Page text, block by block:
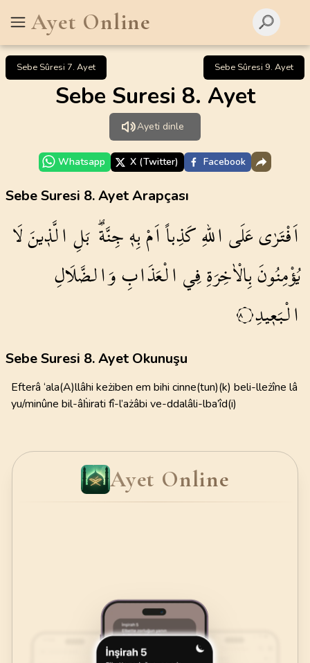
Ayet Online
Sebe Sûresi 7. Ayet Sebe Sûresi 9. Ayet
Sebe Suresi 8. Ayet
Ayeti dinle
Whatsapp X (Twitter) Facebook
Sebe Suresi 8. Ayet Arapçası
اَفْتَرٰىعَلَىاللّٰهِكَذِباًاَمْبِه۪جِنَّةٌۜ بَلِالَّذ۪ينَلَا
يُؤْمِنُونَبِالْاٰخِرَةِفِيالْعَذَابِوَالضَّلَالِ
الْبَع۪يدِ ٨
Sebe Suresi 8. Ayet Okunuşu
Efterâ ‘ala(A)llâhi keżiben em bihi cinne(tun)(k) beli-lleżîne lâ
yu/minûne bil-âḣirati fî-l’ażâbi ve-ddalâli-lba’îd(i)
Ayet Online